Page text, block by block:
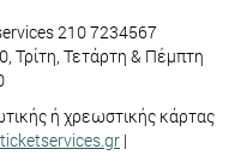
210 7234567
Τρίτη, Τετάρτη & Πέμπτη
ή χρεωστικής κάρτας
|